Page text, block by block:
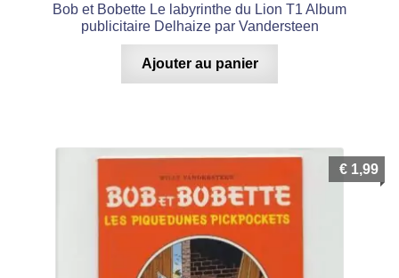
Bob et Bobette Le labyrinthe du Lion T1 Album
publicitaire Delhaize par Vandersteen
Ajouter au panier
€ 1,99